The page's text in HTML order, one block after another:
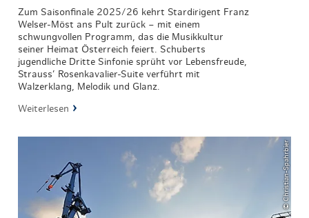
Zum Saisonfinale 2025/26 kehrt Stardirigent Franz
Welser-Möst ans Pult zurück – mit einem
schwungvollen Programm, das die Musikkultur
seiner Heimat Österreich feiert. Schuberts
jugendliche Dritte Sinfonie sprüht vor Lebensfreude,
Strauss’ Rosenkavalier-Suite verführt mit
Walzerklang, Melodik und Glanz.
Weiterlesen
© Christian-Spahrbier